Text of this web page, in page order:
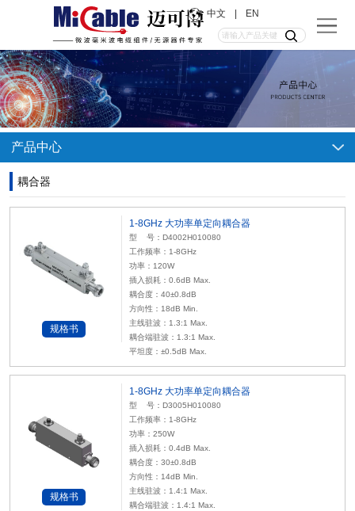
中文 | EN
产品中心
耦合器
规格书
1-8GHz 大功率单定向耦合器
型 号：D4002H010080
工作频率：1-8GHz
功率：120W
插入损耗：0.6dB Max.
耦合度：40±0.8dB
方向性：18dB Min.
主线驻波：1.3:1 Max.
耦合端驻波：1.3:1 Max.
平坦度：±0.5dB Max.
规格书
1-8GHz 大功率单定向耦合器
型 号：D3005H010080
工作频率：1-8GHz
功率：250W
插入损耗：0.4dB Max.
耦合度：30±0.8dB
方向性：14dB Min.
主线驻波：1.4:1 Max.
耦合端驻波：1.4:1 Max.